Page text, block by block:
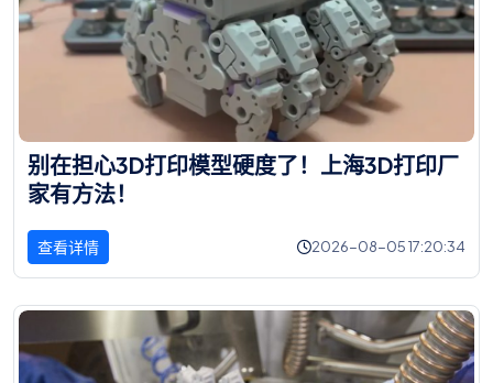
别 在担心3D打印模型硬度了 ！ 上海3D打印厂
家有方法！
查看详情 2026-08-05 17:20:34